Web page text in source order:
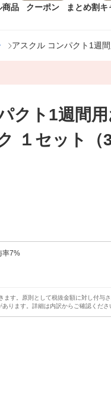
商品 クーポン まとめ割キ
アスクル コンパクト1週
クト1週間用
１セット（3
率7%
ます。原則として税抜金額に対し付与
ります。詳細は内訳からご確認くださ